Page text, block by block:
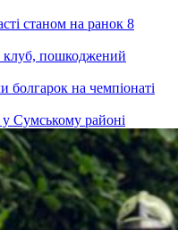
станом на ранок 8
пошкоджений
болгарок на чемпіонаті
Сумському районі